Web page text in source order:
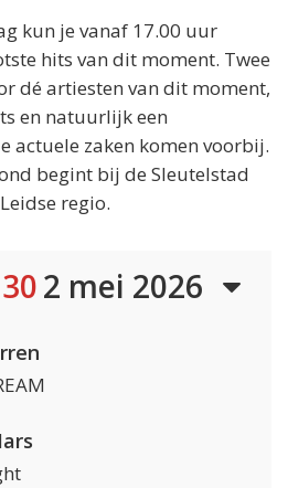
kun je vanaf 17.00 uur
hits van dit moment. Twee
dé artiesten van dit moment,
en natuurlijk een
actuele zaken komen voorbij.
begint bij de Sleutelstad
regio.
2 mei 2026